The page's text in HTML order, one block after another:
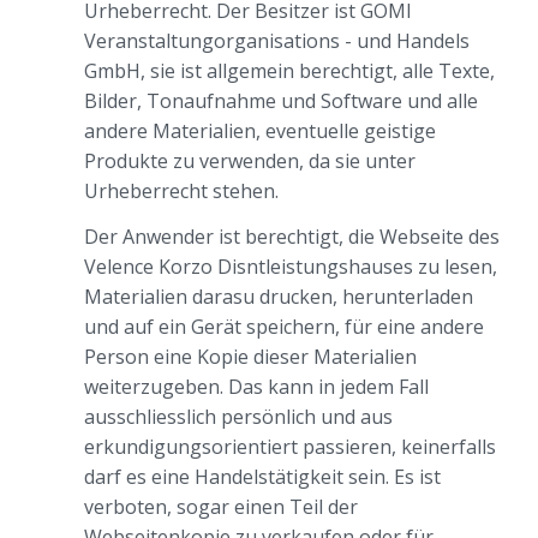
Urheberrecht. Der Besitzer ist GOMI
Veranstaltungorganisations - und Handels
GmbH, sie ist allgemein berechtigt, alle Texte,
Bilder, Tonaufnahme und Software und alle
andere Materialien, eventuelle geistige
Produkte zu verwenden, da sie unter
Urheberrecht stehen.
Der Anwender ist berechtigt, die Webseite des
Velence Korzo Disntleistungshauses zu lesen,
Materialien darasu drucken, herunterladen
und auf ein Gerät speichern, für eine andere
Person eine Kopie dieser Materialien
weiterzugeben. Das kann in jedem Fall
ausschliesslich persönlich und aus
erkundigungsorientiert passieren, keinerfalls
darf es eine Handelstätigkeit sein. Es ist
verboten, sogar einen Teil der